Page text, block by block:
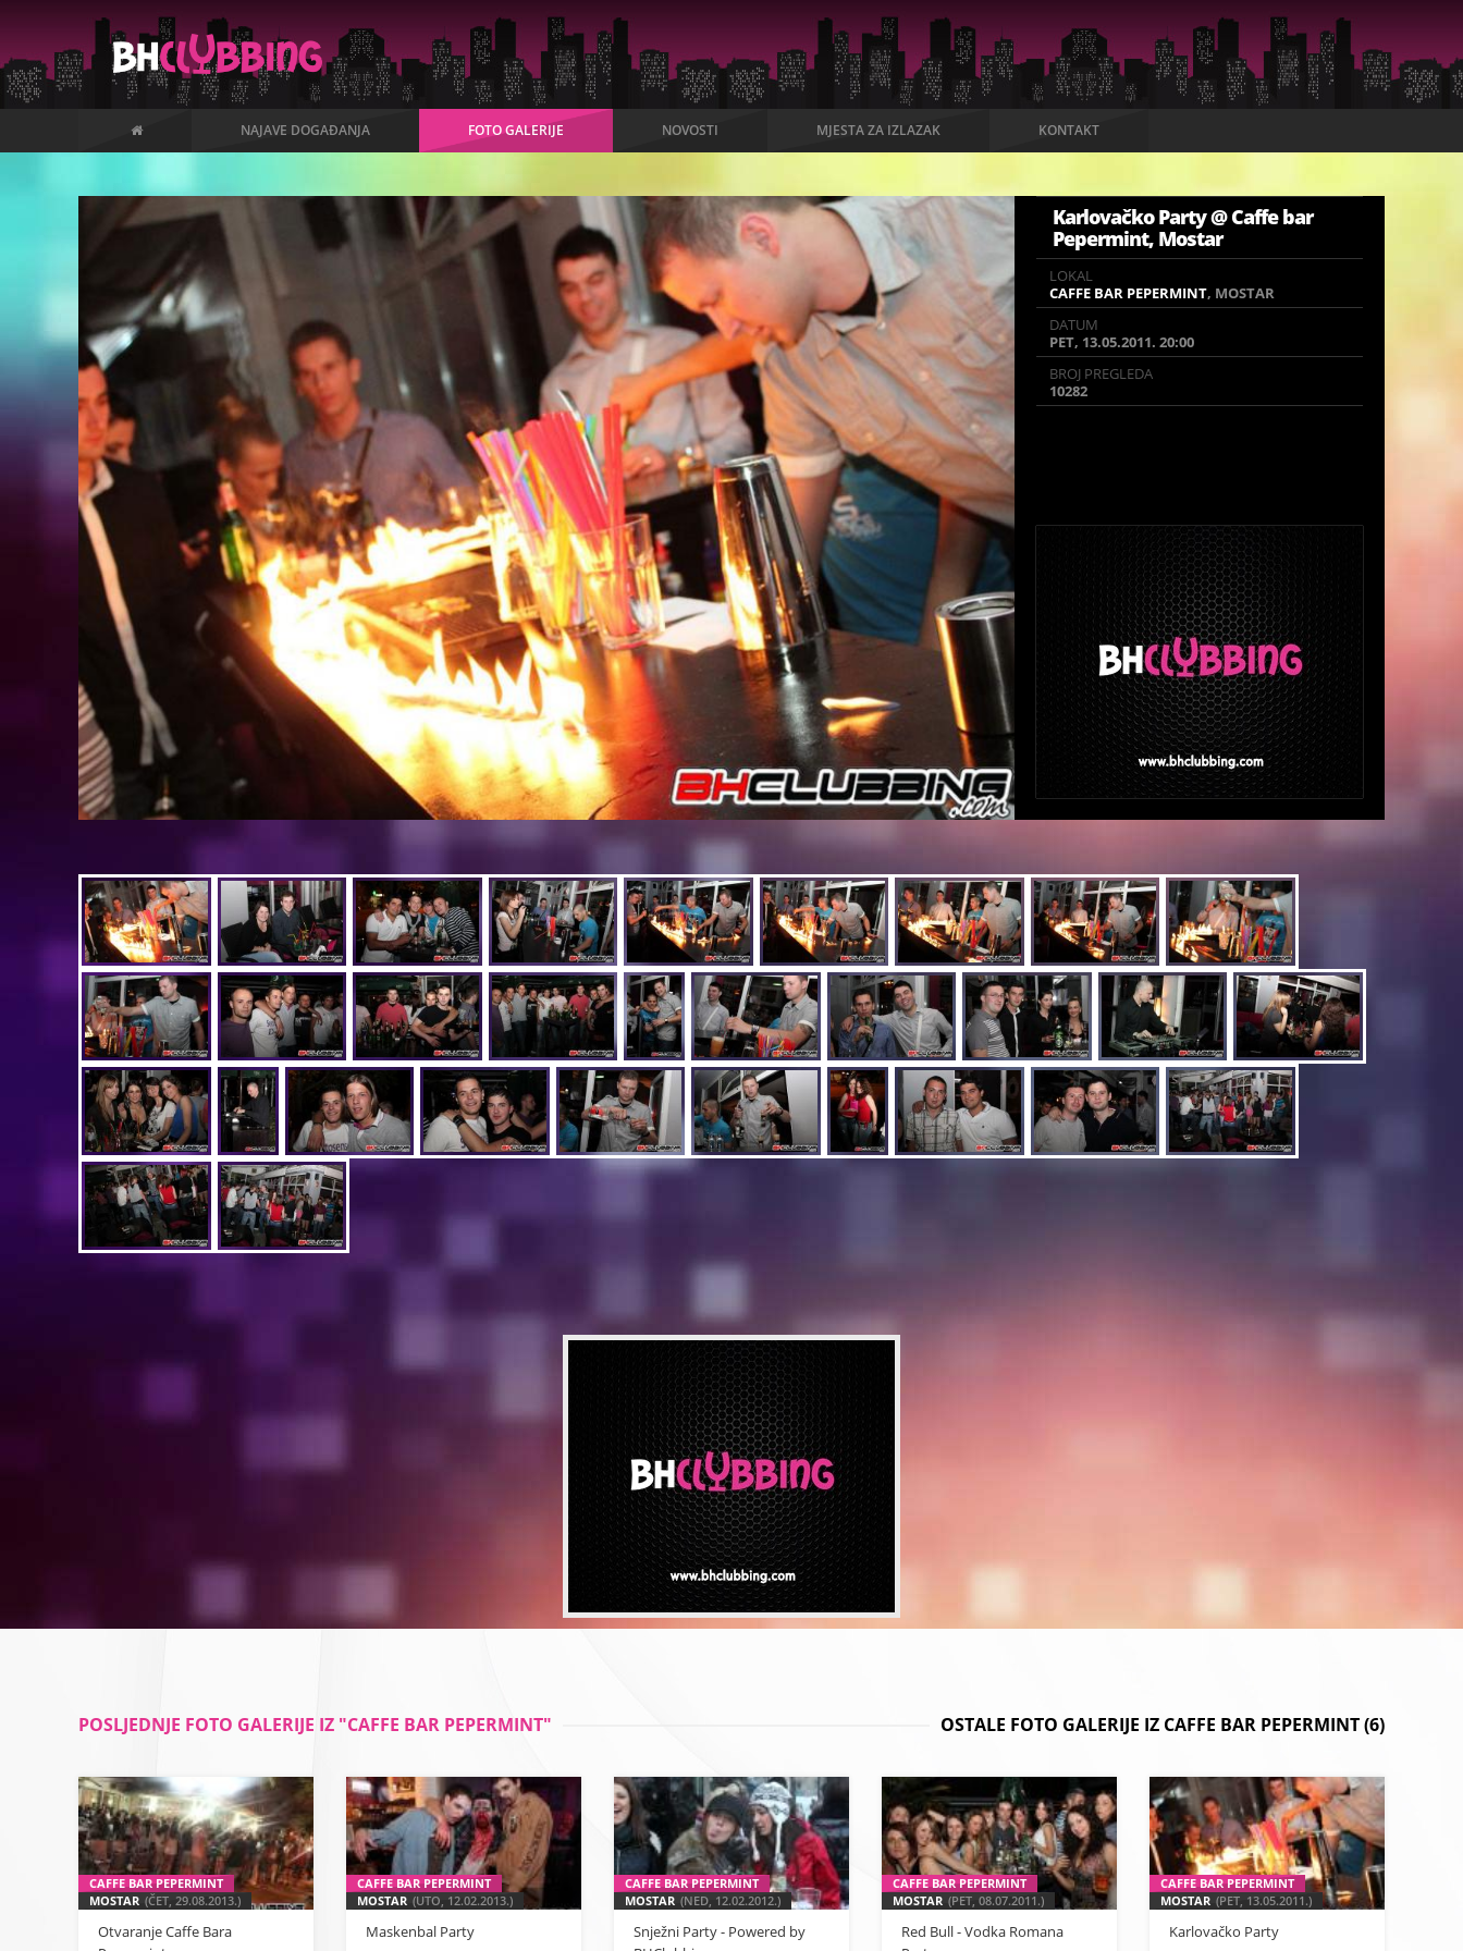
NAJAVE DOGAĐANJA FOTO GALERIJE NOVOSTI MJESTA ZA IZLAZAK KONTAKT
Karlovačko Party @ Caffe bar
Pepermint, Mostar
LOKAL
CAFFE BAR PEPERMINT, MOSTAR
DATUM
PET, 13.05.2011. 20:00
BROJ PREGLEDA
10282
mnogobrojne hostese koje će Vas dočekivati na
Naravno i za ljubitelje cocktaila smo pripremili
iznenađenje, očekuje Vas happy hour shooters!
Vaš caffe bar Langkawl, Mostar,
vidimo se!
LOKAL
CAFFE BAR PEPERMINT, MOSTAR
DATUM
PET, 13.05.2011. 20:00
BROJ PREGLEDA
10282
POSLJEDNJE FOTO GALERIJE IZ "CAFFE BAR PEPERMINT" OSTALE FOTO GALERIJE IZ CAFFE BAR PEPERMINT (6)
CAFFE BAR PEPERMINT
MOSTAR (ČET, 29.08.2013.)
Otvaranje Caffe Bara
CAFFE BAR PEPERMINT
MOSTAR (UTO, 12.02.2013.)
Maskenbal Party
CAFFE BAR PEPERMINT
MOSTAR (NED, 12.02.2012.)
Snježni Party - Powered by
CAFFE BAR PEPERMINT
MOSTAR (PET, 08.07.2011.)
Red Bull - Vodka Romana
CAFFE BAR PEPERMINT
MOSTAR (PET, 13.05.2011.)
Karlovačko Party